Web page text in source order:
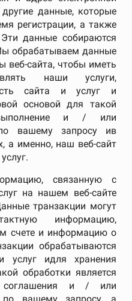
данные, которые
регистрации, а также
данные собираются
обрабатываем данные
веб-сайта, чтобы иметь
наши услуги,
сайта и услуг и
основой для такой
и / или
вашему запросу ив
а именно, наш веб-сайт
связанную с
на нашем веб-сайте
транзакции могут
информацию,
счете и информацию о
обрабатываются
услуг идля хранения
обработки является
соглашения и / или